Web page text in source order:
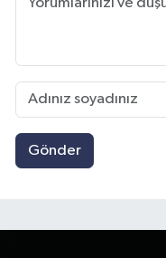
Gönder